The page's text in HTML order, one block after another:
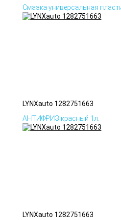
Смазка универсальная
LYNXauto 1282751663
АНТИФРИЗ красный 1л.
LYNXauto 1282751663